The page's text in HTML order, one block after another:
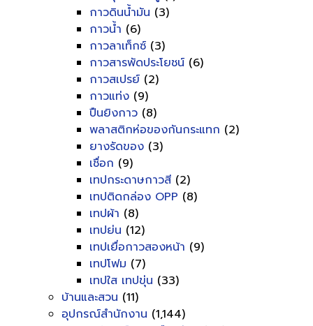
กาวดินน้ำมัน (3)
กาวน้ำ (6)
กาวลาเท็กซ์ (3)
กาวสารพัดประโยชน์ (6)
กาวสเปรย์ (2)
กาวแท่ง (9)
ปืนยิงกาว (8)
พลาสติกห่อของกันกระแทก (2)
ยางรัดของ (3)
เชื่อก (9)
เทปกระดาษกาวสี (2)
เทปติดกล่อง OPP (8)
เทปผ้า (8)
เทปย่น (12)
เทปเยื่อกาวสองหน้า (9)
เทปโฟม (7)
เทปใส เทปขุ่น (33)
บ้านและสวน (11)
อุปกรณ์สำนักงาน (1,144)